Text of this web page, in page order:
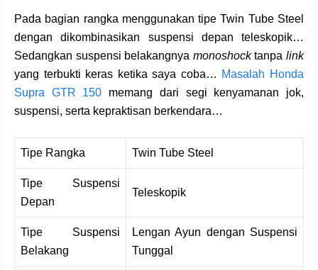
Pada bagian rangka menggunakan tipe Twin Tube Steel
dengan dikombinasikan suspensi depan teleskopik…
Sedangkan suspensi belakangnya monoshocktanpalink
yang terbukti keras ketika saya coba… Masalah Honda
Supra GTR 150 memang dari segi kenyamanan jok,
suspensi, serta kepraktisan berkendara…
Tipe Rangka Twin Tube Steel
Tipe Suspensi
Depan
Teleskopik
Tipe Suspensi
Belakang
Lengan Ayun dengan Suspensi
Tunggal